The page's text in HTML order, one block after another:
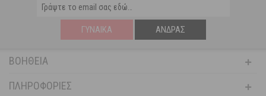
ΓΥΝΑΊΚΑ ΆΝΔΡΑΣ
ΒΟΉΘΕΙΑ
ΠΛΗΡΟΦΟΡΊΕΣ